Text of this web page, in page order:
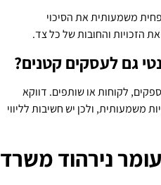
משמעותית את הסיכוי
הזכויות והחובות של כל צד.
גם לעסקים קטנים?
לקוחות או שותפים. דווקא
משמעותית, ולכן יש חשיבות לליווי
נירהוד משרד